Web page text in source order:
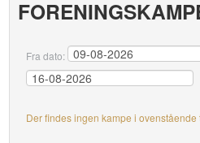
Fra dato:
Der findes ingen kampe i